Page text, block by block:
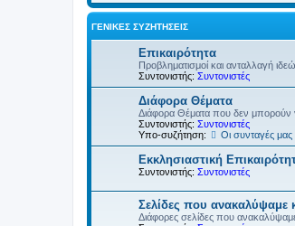
ΓΕΝΙΚΈΣ ΣΥΖΗΤΉΣΕΙΣ
Επικαιρότητα
Προβληματισμοί και ανταλλαγή
Συντονιστής: Συντονιστές
Διάφορα Θέματα
Διάφορα Θέματα που δεν μπορούν
Συντονιστής: Συντονιστές
Υπο-συζήτηση:
Οι συνταγές μας
Εκκλησιαστική
Συντονιστής: Συντονιστές
Σελίδες που ανακαλύψαμε
Διάφορες σελίδες που ανακαλύψαμε